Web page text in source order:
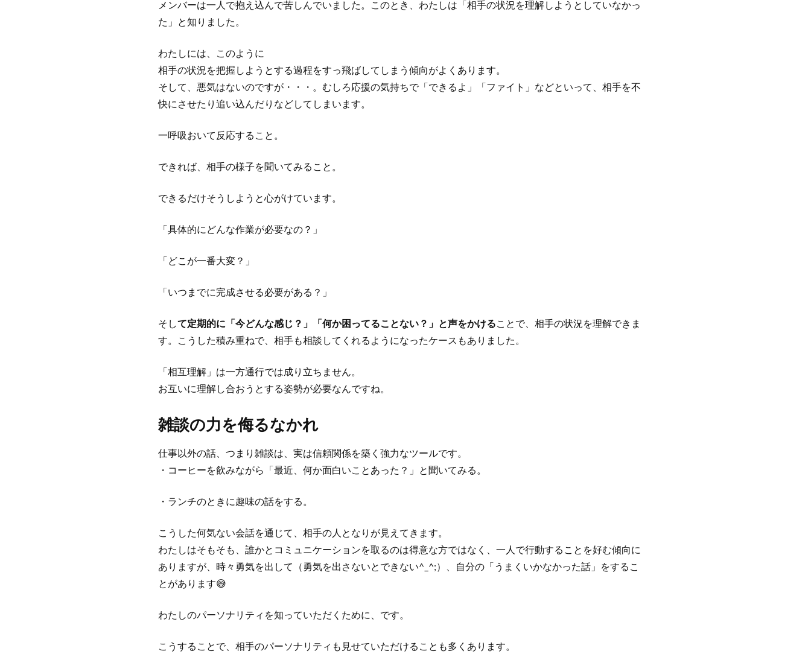
メンバーは一人で抱え込んで苦しんでいました。このとき、わたしは「相手の状況を理解しようとしていなかっ
た」と知りました。
わたしには、このように
相手の状況を把握しようとする過程をすっ飛ばしてしまう傾向がよくあります。
そして、悪気はないのですが・・・。むしろ応援の気持ちで「できるよ」「ファイト」などといって、相手を不
快にさせたり追い込んだりなどしてしまいます。
一呼吸おいて反応すること。
できれば、相手の様子を聞いてみること。
できるだけそうしようと心がけています。
「具体的にどんな作業が必要なの？」
「どこが一番大変？」
「いつまでに完成させる必要がある？」
そして定期的に「今どんな感じ？」「何か困ってることない？」と声をかけることで、相手の状況を理解できま
す。こうした積み重ねで、相手も相談してくれるようになったケースもありました。
「相互理解」は一方通行では成り立ちません。
お互いに理解し合おうとする姿勢が必要なんですね。
雑談の力を侮るなかれ
仕事以外の話、つまり雑談は、実は信頼関係を築く強力なツールです。
・コーヒーを飲みながら「最近、何か面白いことあった？」と聞いてみる。
・ランチのときに趣味の話をする。
こうした何気ない会話を通じて、相手の人となりが見えてきます。
わたしはそもそも、誰かとコミュニケーションを取るのは得意な方ではなく、一人で行動することを好む傾向に
ありますが、時々勇気を出して（勇気を出さないとできない^_^;）、自分の「うまくいかなかった話」をするこ
とがあります😅
わたしのパーソナリティを知っていただくために、です。
こうすることで、相手のパーソナリティも見せていただけることも多くあります。